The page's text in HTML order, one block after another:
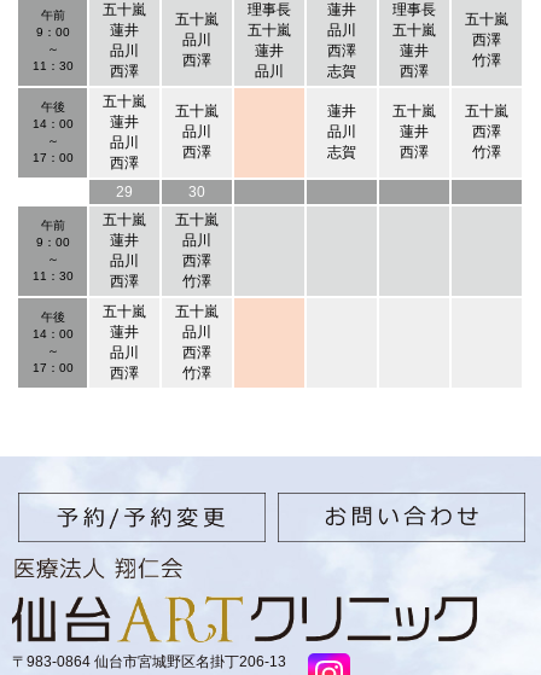
午前
9：00
～
11：30
五十嵐
蓮井
品川
西澤
五十嵐
品川
西澤
理事長
五十嵐
蓮井
品川
蓮井
品川
西澤
志賀
理事長
五十嵐
蓮井
西澤
五十嵐
西澤
竹澤
午後
14：00
～
17：00
五十嵐
蓮井
品川
西澤
五十嵐
品川
西澤
蓮井
品川
志賀
五十嵐
蓮井
西澤
五十嵐
西澤
竹澤
29 30
午前
9：00
～
11：30
五十嵐
蓮井
品川
西澤
五十嵐
品川
西澤
竹澤
午後
14：00
～
17：00
五十嵐
蓮井
品川
西澤
五十嵐
品川
西澤
竹澤
〒983-0864 仙台市宮城野区名掛丁206-13